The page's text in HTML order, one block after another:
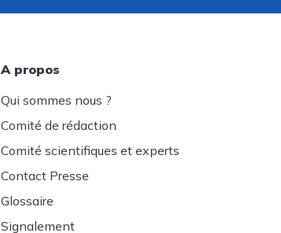
A propos
Qui sommes nous ?
Comité de rédaction
Comité scientifiques et experts
Contact Presse
Glossaire
Signalement